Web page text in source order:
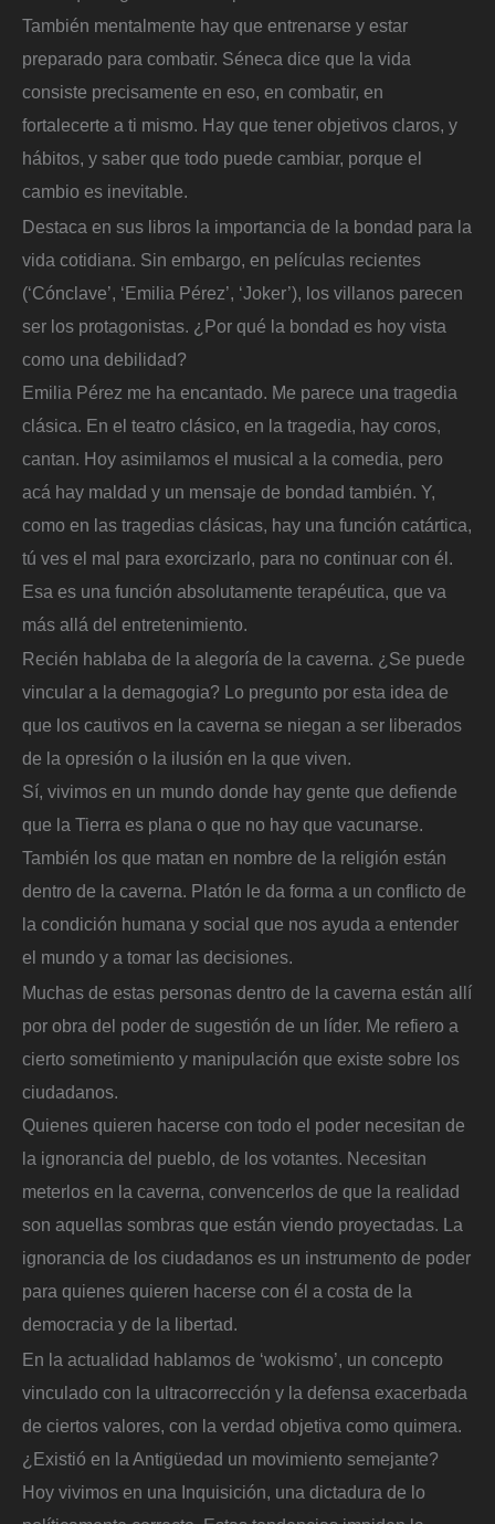
También mentalmente hay que entrenarse y estar
preparado para combatir. Séneca dice que la vida
consiste precisamente en eso, en combatir, en
fortalecerte a ti mismo. Hay que tener objetivos claros, y
hábitos, y saber que todo puede cambiar, porque el
cambio es inevitable.
Destaca en sus libros la importancia de la bondad para la
vida cotidiana. Sin embargo, en películas recientes
(‘Cónclave’, ‘Emilia Pérez’, ‘Joker’), los villanos parecen
ser los protagonistas. ¿Por qué la bondad es hoy vista
como una debilidad?
Emilia Pérez me ha encantado. Me parece una tragedia
clásica. En el teatro clásico, en la tragedia, hay coros,
cantan. Hoy asimilamos el musical a la comedia, pero
acá hay maldad y un mensaje de bondad también. Y,
como en las tragedias clásicas, hay una función catártica,
tú ves el mal para exorcizarlo, para no continuar con él.
Esa es una función absolutamente terapéutica, que va
más allá del entretenimiento.
Recién hablaba de la alegoría de la caverna. ¿Se puede
vincular a la demagogia? Lo pregunto por esta idea de
que los cautivos en la caverna se niegan a ser liberados
de la opresión o la ilusión en la que viven.
Sí, vivimos en un mundo donde hay gente que defiende
que la Tierra es plana o que no hay que vacunarse.
También los que matan en nombre de la religión están
dentro de la caverna. Platón le da forma a un conflicto de
la condición humana y social que nos ayuda a entender
el mundo y a tomar las decisiones.
Muchas de estas personas dentro de la caverna están allí
por obra del poder de sugestión de un líder. Me refiero a
cierto sometimiento y manipulación que existe sobre los
ciudadanos.
Quienes quieren hacerse con todo el poder necesitan de
la ignorancia del pueblo, de los votantes. Necesitan
meterlos en la caverna, convencerlos de que la realidad
son aquellas sombras que están viendo proyectadas. La
ignorancia de los ciudadanos es un instrumento de poder
para quienes quieren hacerse con él a costa de la
democracia y de la libertad.
En la actualidad hablamos de ‘wokismo’, un concepto
vinculado con la ultracorrección y la defensa exacerbada
de ciertos valores, con la verdad objetiva como quimera.
¿Existió en la Antigüedad un movimiento semejante?
Hoy vivimos en una Inquisición, una dictadura de lo